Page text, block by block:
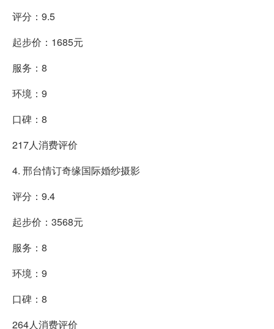
评分：9.5
起步价：1685元
服务：8
环境：9
口碑：8
217人消费评价
4. 邢台情订奇缘国际婚纱摄影
评分：9.4
起步价：3568元
服务：8
环境：9
口碑：8
264人消费评价